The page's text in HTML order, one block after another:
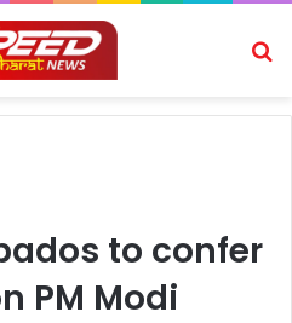
to confer
PM Modi